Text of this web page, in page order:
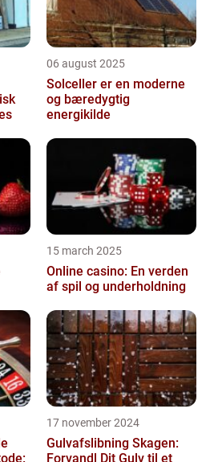
06 august 2025
Solceller er en moderne
og bæredygtig
energikilde
15 march 2025
Online casino: En verden
af spil og underholdning
17 november 2024
Gulvafslibning Skagen:
Forvandl Dit Gulv til et